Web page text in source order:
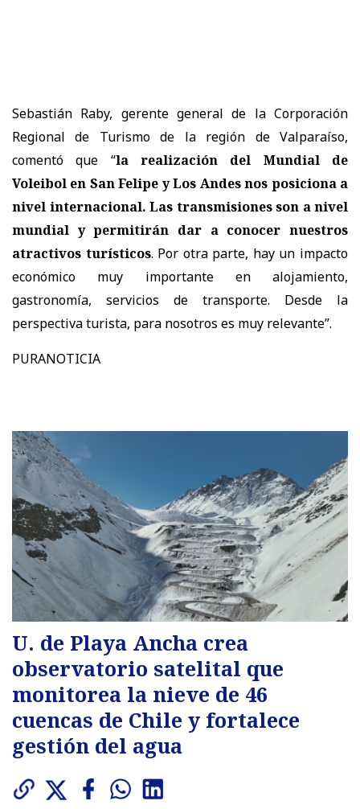
Sebastián Raby, gerente general de la Corporación
Regional de Turismo de la región de Valparaíso,
comentó que “la realización del Mundial de
Voleibol en San Felipe y Los Andes nos posiciona a
nivel internacional. Las transmisiones son a nivel
mundial y permitirán dar a conocer nuestros
atractivos turísticos. Por otra parte, hay un impacto
económico muy importante en alojamiento,
gastronomía, servicios de transporte. Desde la
perspectiva turista, para nosotros es muy relevante”.
PURANOTICIA
U. de Playa Ancha crea
observatorio satelital que
monitorea la nieve de 46
cuencas de Chile y fortalece
gestión del agua